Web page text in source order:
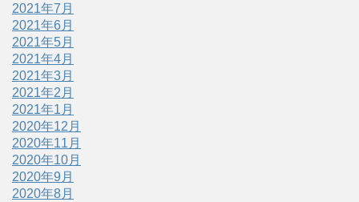
2021年7月
2021年6月
2021年5月
2021年4月
2021年3月
2021年2月
2021年1月
2020年12月
2020年11月
2020年10月
2020年9月
2020年8月